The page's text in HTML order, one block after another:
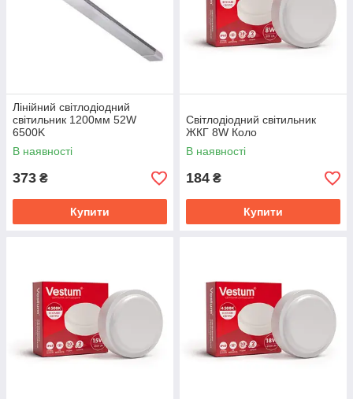
Лінійний світлодіодний
світильник 1200мм 52W
6500K
В наявності
373 ₴
Купити
Світлодіодний світильник
ЖКГ 8W Коло
В наявності
184 ₴
Купити